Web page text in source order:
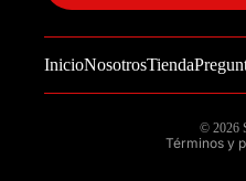
InicioNosotrosTienda
© 2026
Términos y
Política de reembolso
Términos del servicio
Política de envío